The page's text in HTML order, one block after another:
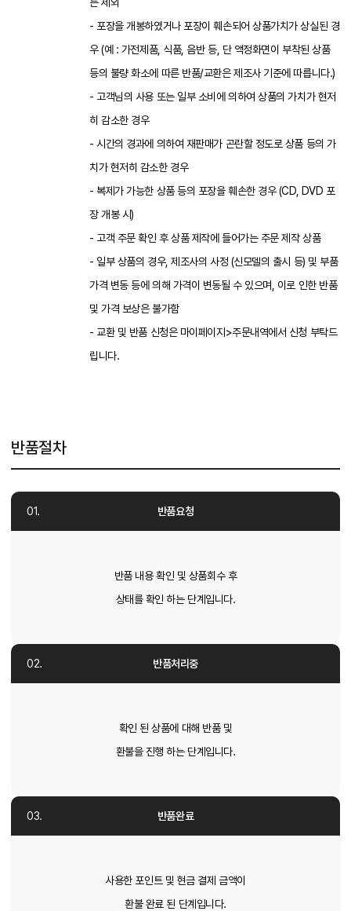
- 포장을 개봉하였거나 포장이 훼손되어 상품가치가 상실된 경
우 (예 : 가전제품, 식품, 음반 등, 단 액정화면이 부착된 상품
등의 불량 화소에 따른 반품/교환은 제조사 기준에 따릅니다.)
- 고객님의 사용 또는 일부 소비에 의하여 상품의 가치가 현저
히 감소한 경우
- 시간의 경과에 의하여 재판매가 곤란할 정도로 상품 등의 가
치가 현저히 감소한 경우
- 복제가 가능한 상품 등의 포장을 훼손한 경우 (CD, DVD 포
장 개봉 시)
- 고객 주문 확인 후 상품 제작에 들어가는 주문 제작 상품
- 일부 상품의 경우, 제조사의 사정 (신모델의 출시 등) 및 부품
가격 변동 등에 의해 가격이 변동될 수 있으며, 이로 인한 반품
및 가격 보상은 불가함
- 교환 및 반품 신청은 마이페이지>주문내역에서 신청 부탁드
립니다.
반품절차
반품요청
반품 내용 확인 및 상품회수 후
상태를 확인 하는 단계입니다.
반품처리중
확인 된 상품에 대해 반품 및
환불을 진행 하는 단계입니다.
반품완료
사용한 포인트 및 현금 결제 금액이
환불 완료 된 단계입니다.